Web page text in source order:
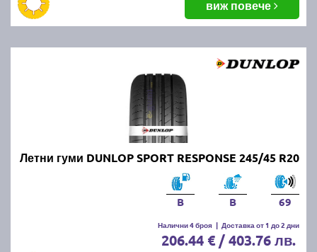
виж повече
Летни гуми DUNLOP SPORT RESPONSE 245/45 R20
B B 69
Налични 4 броя | Доставка от 1 до 2 дни
206.44 € / 403.76 лв.